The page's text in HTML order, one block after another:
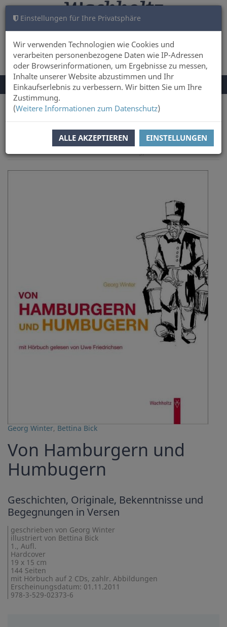
Einstellungen für Ihre Privatsphäre
Wir verwenden Technologien wie Cookies und
verarbeiten personenbezogene Daten wie IP-Adressen
oder Browserinformationen, um Ergebnisse zu messen,
Inhalte unserer Website abzustimmen und Ihr
Einkaufserlebnis zu verbessern. Wir bitten Sie um Ihre
Zustimmung.
(Weitere Informationen zum Datenschutz)
ALLE AKZEPTIEREN EINSTELLUNGEN
ANMELDEN WARENKORB 0
NAVIGATION
UMSCHALTEN
Menü
Sie sind hier: Geschichte & Kultur
Artikel zurück
Artikel 37 von
37
Georg Winter, Bettina Bick
Von Hamburgern und
Humbugern
Geschichten, Originale, Bekenntnisse und
Begegnungen in Versen
geschrieben von Georg Winter
illustriert von Bettina Bick
1., Aufl.
Hardcover
19 x 15 cm
144 Seiten
mit Hörbuch auf 2 CDs, zahlr. Abbildungen
Erscheinungsdatum: 01.11.2011
978-3-529-02373-6